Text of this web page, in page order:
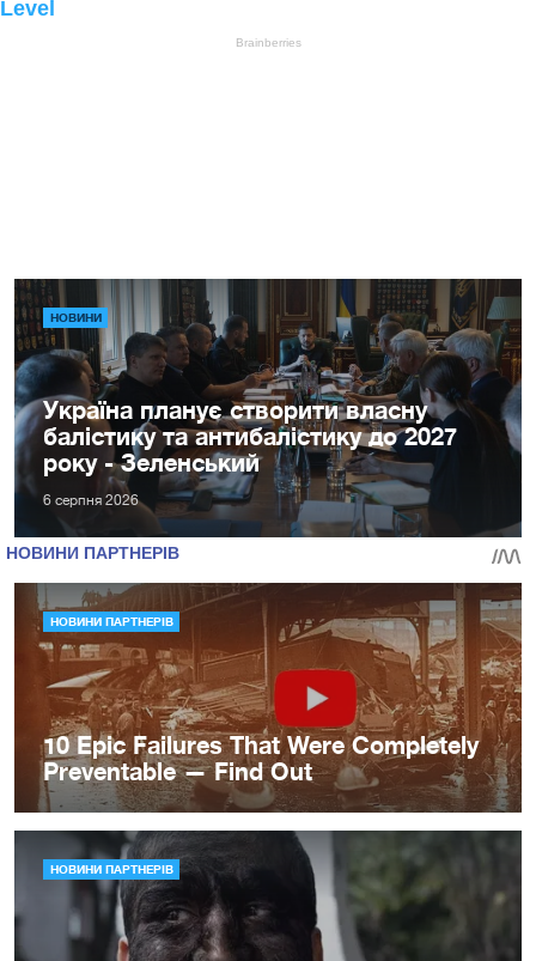
НОВИНИ
Україна планує створити власну
балістику та антибалістику до 2027
року - Зеленський
6 серпня 2026